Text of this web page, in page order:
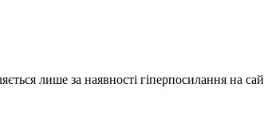
лише за наявності гіперпосилання на